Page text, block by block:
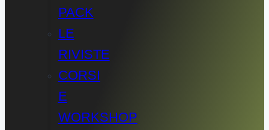
PACK
LE
RIVISTE
CORSI
E
WORKSHOP